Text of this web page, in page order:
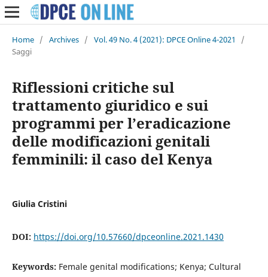
Home / Archives / Vol. 49 No. 4 (2021): DPCE Online 4-2021
/
Saggi
Riflessioni critiche sul
trattamento giuridico e sui
programmi per l’eradicazione
delle modificazioni genitali
femminili: il caso del Kenya
Giulia Cristini
DOI: https://doi.org/10.57660/dpceonline.2021.1430
Keywords: Female genital modifications; Kenya; Cultural